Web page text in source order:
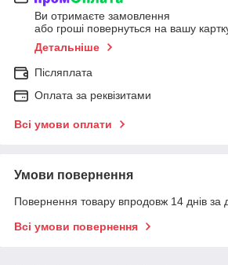
Ви отримаєте замовлення
або гроші повернуться на вашу
Детальніше
Післяплата
Оплата за реквізитами
Всі умови оплати
Умови повернення
Повернення товару впродовж 14 днів за
Всі умови повернення